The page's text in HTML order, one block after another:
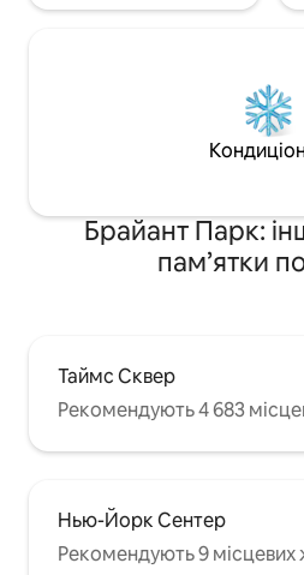
Брайант Парк:
пам’ятки
Таймс Сквер
Рекомендують 4 683
Нью-Йорк Сентер
Рекомендують 9 місцевих